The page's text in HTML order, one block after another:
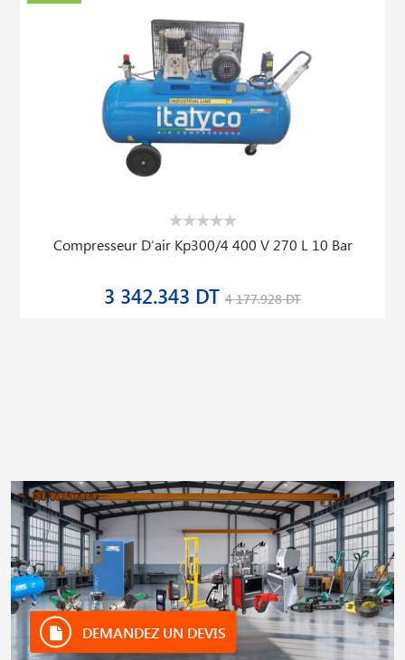
Compresseur D′air Kp300/4 400 V 270 L 10 Bar
3 342.343 DT 4 177.928 DT
DEMANDEZ UN DEVIS